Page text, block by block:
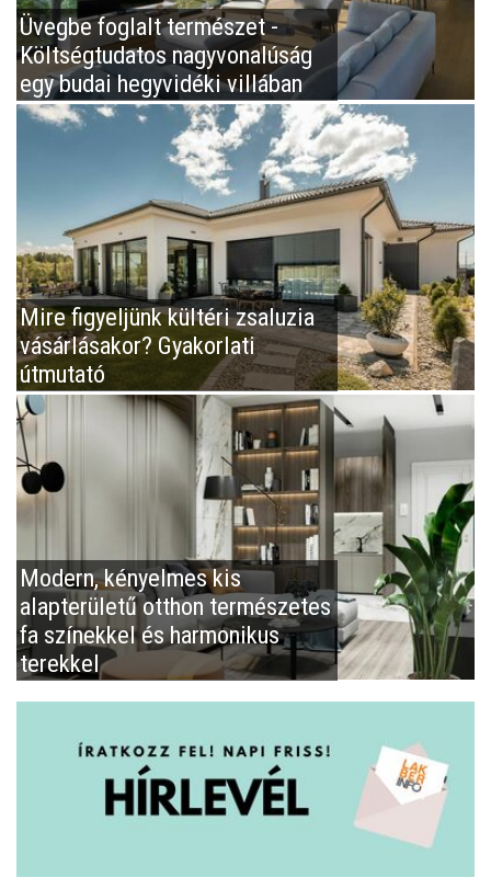
Üvegbe foglalt természet -
Költségtudatos nagyvonalúság
egy budai hegyvidéki villában
Mire figyeljünk kültéri zsaluzia
vásárlásakor? Gyakorlati
útmutató
Modern, kényelmes kis
alapterületű otthon természetes
fa színekkel és harmonikus
terekkel